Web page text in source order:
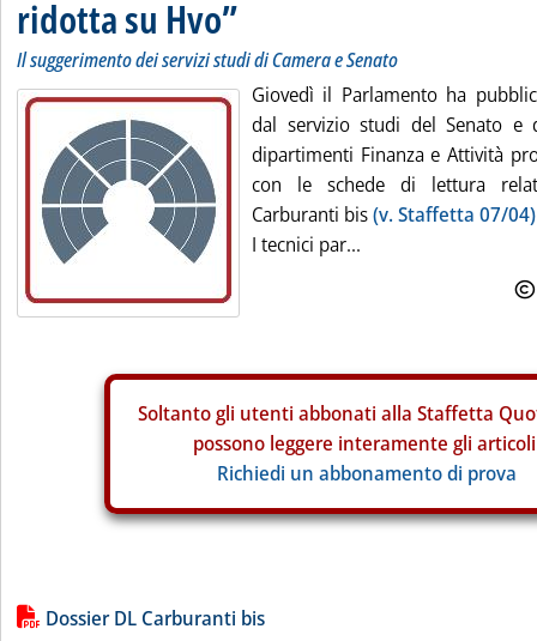
ridotta su Hvo”
Il suggerimento dei servizi studi di Camera e Senato
Giovedì il Parlamento ha
dal servizio studi del Senato e
dipartimenti Finanza e Attività
con le schede di lettura
Carburanti bis(v. Staffetta 07/04)
I tecnici par...
Soltanto gli utenti abbonati alla Staffetta
possono leggere interamente gli
Richiedi un abbonamento di prova
Lista allegati PDF alla notizia
Dossier DL Carburanti bis